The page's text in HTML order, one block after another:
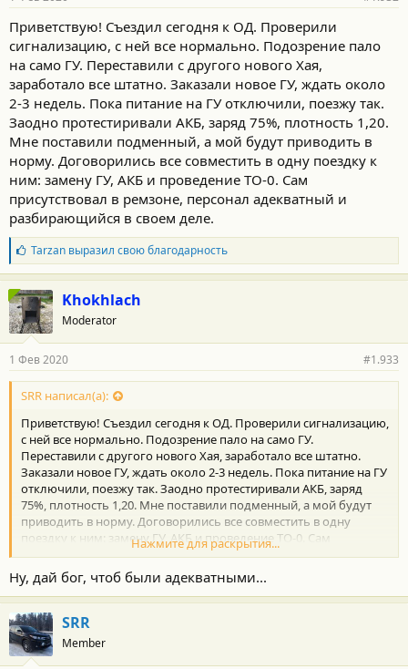
Приветствую! Съездил сегодня к ОД. Проверили
сигнализацию, с ней все нормально. Подозрение пало
на само ГУ. Переставили с другого нового Хая,
заработало все штатно. Заказали новое ГУ, ждать около
2-3 недель. Пока питание на ГУ отключили, поезжу так.
Заодно протестиривали АКБ, заряд 75%, плотность 1,20.
Мне поставили подменный, а мой будут приводить в
норму. Договорились все совместить в одну поездку к
ним: замену ГУ, АКБ и проведение ТО-0. Сам
присутствовал в ремзоне, персонал адекватный и
разбирающийся в своем деле.
Б
л
а
г
о
д
а
н
о
с
и
:
Tarzanвыразил свою благодарность
Khokhlach
Moderator
1 Фев 2020 #1.933
SRR написал(а):
Приветствую! Съездил сегодня к ОД. Проверили сигнализацию,
с ней все нормально. Подозрение пало на само ГУ.
Переставили с другого нового Хая, заработало все штатно.
Заказали новое ГУ, ждать около 2-3 недель. Пока питание на ГУ
отключили, поезжу так. Заодно протестиривали АКБ, заряд
75%, плотность 1,20. Мне поставили подменный, а мой будут
приводить в норму. Договорились все совместить в одну
поездку к ним: замену ГУ, АКБ и проведение ТО-0. Сам
присутствовал в ремзоне, персонал адекватный и
разбирающийся в своем деле.
Нажмите для раскрытия...
Ну, дай бог, чтоб были адекватными...
SRR
Member